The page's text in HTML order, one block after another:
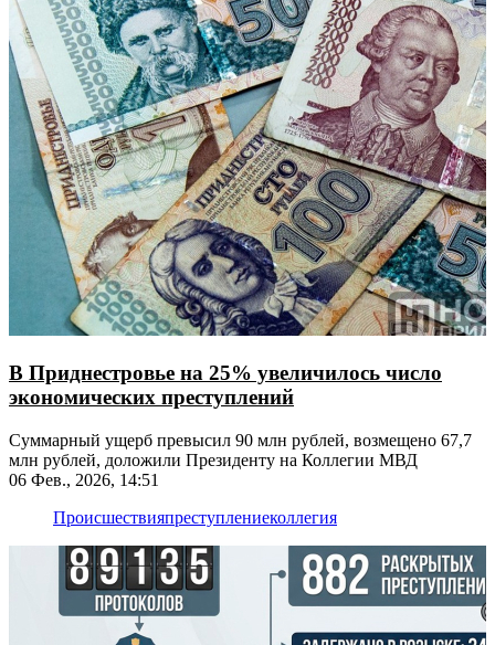
В Приднестровье на 25% увеличилось число
экономических преступлений
Суммарный ущерб превысил 90 млн рублей, возмещено 67,7
млн рублей, доложили Президенту на Коллегии МВД
06 Фев., 2026, 14:51
Происшествияпреступлениеколлегия